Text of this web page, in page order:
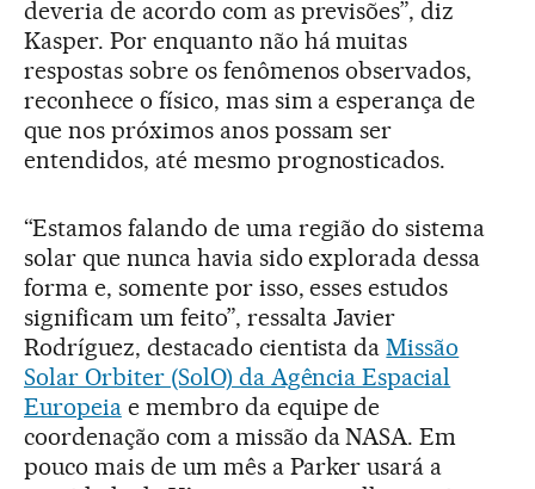
deveria de acordo com as previsões”, diz
Kasper. Por enquanto não há muitas
respostas sobre os fenômenos observados,
reconhece o físico, mas sim a esperança de
que nos próximos anos possam ser
entendidos, até mesmo prognosticados.
“Estamos falando de uma região do sistema
solar que nunca havia sido explorada dessa
forma e, somente por isso, esses estudos
significam um feito”, ressalta Javier
Rodríguez, destacado cientista daMissão
Solar Orbiter (SolO) da Agência Espacial
Europeiae membro da equipe de
coordenação com a missão da NASA. Em
pouco mais de um mês a Parker usará a